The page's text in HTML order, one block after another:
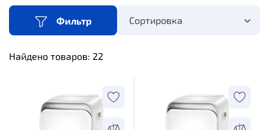
Фильтр Сортировка
Найдено товаров: 22